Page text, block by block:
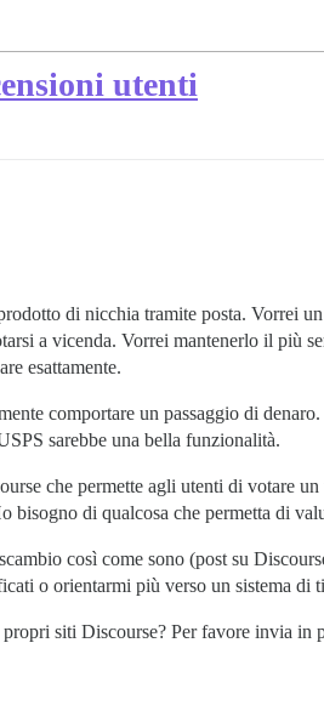
utenti
di nicchia tramite posta. Vorrei
a vicenda. Vorrei mantenerlo il più
esattamente.
comportare un passaggio di
sarebbe una bella funzionalità.
che permette agli utenti di votare
di qualcosa che permetta di
così come sono (post su
o orientarmi più verso un sistema di
siti Discourse? Per favore invia